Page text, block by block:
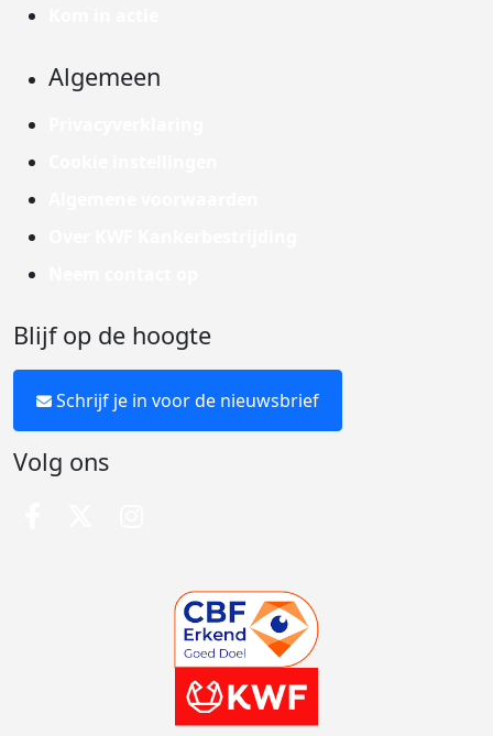
Algemeen
Blijf op de hoogte
Schrijf je in voor de nieuwsbrief
Volg ons